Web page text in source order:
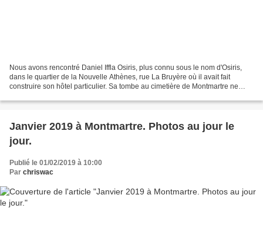
Nous avons rencontré Daniel Iffla Osiris, plus connu sous le nom d'Osiris,
dans le quartier de la Nouvelle Athènes, rue La Bruyère où il avait fait
construire son hôtel particulier. Sa tombe au cimetière de Montmartre ne
Janvier 2019 à Montmartre. Photos au jour le
jour.
Publié le 01/02/2019 à 10:00
Par chriswac